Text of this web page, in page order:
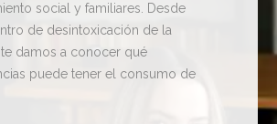
social y familiares. Desde
de desintoxicación de la
te damos a conocer qué
puede tener el consumo de